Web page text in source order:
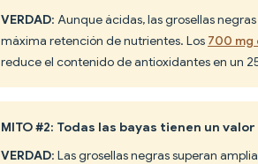
VERDAD: Aunque ácidas, las grosellas
máxima retención de nutrientes. Los 700 mg
reduce el contenido de antioxidantes en un
MITO #2: Todas las bayas tienen un
VERDAD: Las grosellas negras superan